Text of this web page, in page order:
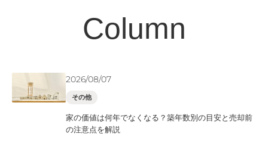
Column
2026/08/07
その他
家の価値は何年でなくなる？築年数別の目安と売却前
の注意点を解説